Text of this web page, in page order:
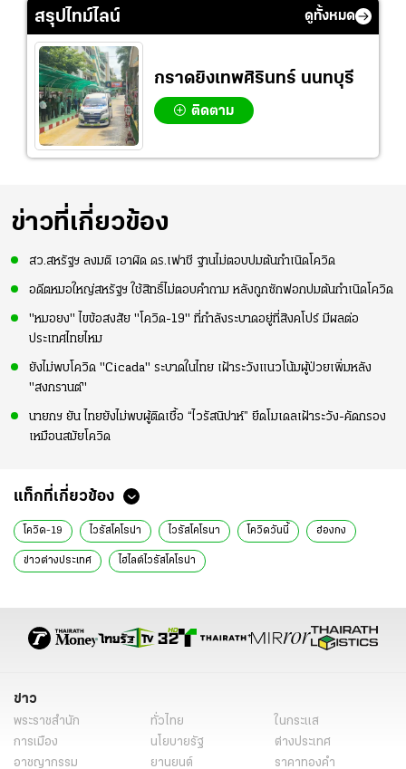
อย่างต่อเนื่อง
สรุปไทม์ไลน์ ดูทั้งหมด
กราดยิงเทพศิรินทร์ นนทบุรี
ติดตาม
ข่าวที่เกี่ยวข้อง
สว.สหรัฐฯ ลงมติ เอาผิด ดร.เฟาชี ฐานไม่ตอบปมต้นกำเนิดโควิด
อดีตหมอใหญ่สหรัฐฯ ใช้สิทธิ์ไม่ตอบคำถาม หลังถูกซักฟอกปมต้นกำเนิดโควิด
"หมอยง" ไขข้อสงสัย "โควิด-19" ที่กำลังระบาดอยู่ที่สิงคโปร์ มีผลต่อ
ประเทศไทยไหม
ยังไม่พบโควิด "Cicada" ระบาดในไทย เฝ้าระวังแนวโน้มผู้ป่วยเพิ่มหลัง
"สงกรานต์"
นายกฯ ยัน ไทยยังไม่พบผู้ติดเชื้อ “ไวรัสนิปาห์” ยึดโมเดลเฝ้าระวัง-คัดกรอง
เหมือนสมัยโควิด
แท็กที่เกี่ยวข้อง
โควิด-19 ไวรัสโคโรน่า ไวรัสโคโรนา โควิดวันนี้ ฮ่องกง
ข่าวต่างประเทศ ไฮไลต์ไวรัสโคโรน่า
ข่าว
พระราชสำนัก ทั่วไทย
ในกระแส
การเมือง
นโยบายรัฐ
ต่างประเทศ
อาชญากรรม
ยานยนต์
ราคาทองคำ